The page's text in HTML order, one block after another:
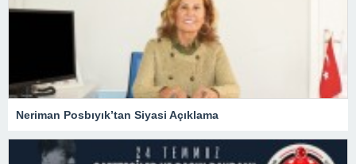
Neriman Posbıyık’tan Siyasi Açıklama